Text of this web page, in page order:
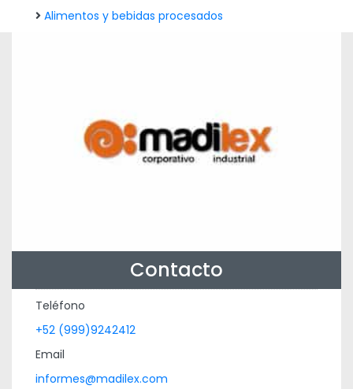
Alimentos y bebidas procesados
Contacto
Teléfono
+52 (999)9242412
Email
informes@madilex.com